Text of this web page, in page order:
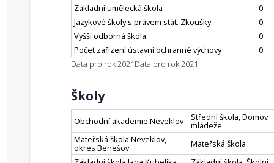
Základní umělecká škola
0
Jazykové školy s právem stát. Zkoušky
0
Vyšší odborná škola
0
Počet zařízení ústavní ochranné výchovy
0
Data pro rok 2021Data pro rok 2021
Školy
Obchodní akademie Neveklov Střední škola, Domov
mládeže
Mateřská škola Neveklov,
okres Benešov
Mateřská škola